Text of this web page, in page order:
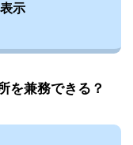
示
を兼務できる？